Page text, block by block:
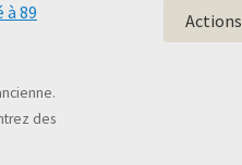
à 89
des
Actions